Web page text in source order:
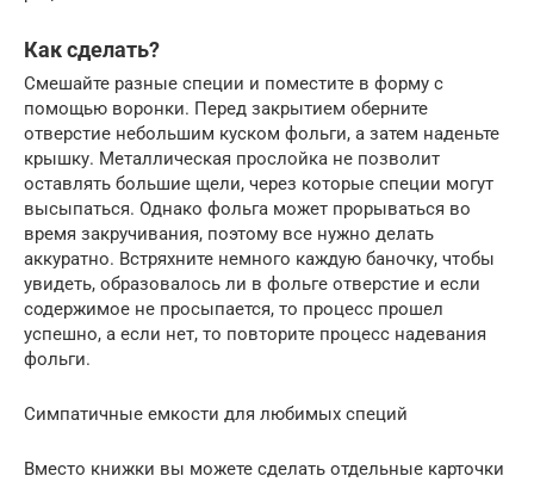
Как сделать?
Смешайте разные специи и поместите в форму с
помощью воронки. Перед закрытием оберните
отверстие небольшим куском фольги, а затем наденьте
крышку. Металлическая прослойка не позволит
оставлять большие щели, через которые специи могут
высыпаться. Однако фольга может прорываться во
время закручивания, поэтому все нужно делать
аккуратно. Встряхните немного каждую баночку, чтобы
увидеть, образовалось ли в фольге отверстие и если
содержимое не просыпается, то процесс прошел
успешно, а если нет, то повторите процесс надевания
фольги.
Симпатичные емкости для любимых специй
Вместо книжки вы можете сделать отдельные карточки